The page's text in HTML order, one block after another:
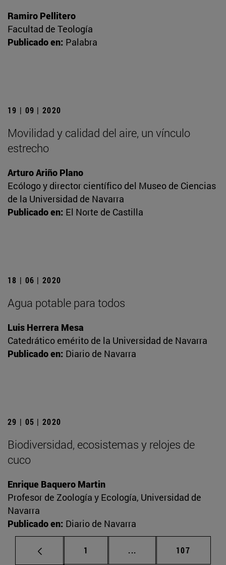
Ramiro Pellitero
Facultad de Teología
Publicado en: Palabra
19 | 09 | 2020
Movilidad y calidad del aire, un vínculo
estrecho
Arturo Ariño Plano
Ecólogo y director científico del Museo de Ciencias
de la Universidad de Navarra
Publicado en: El Norte de Castilla
18 | 06 | 2020
Agua potable para todos
Luis Herrera Mesa
Catedrático emérito de la Universidad de Navarra
Publicado en: Diario de Navarra
29 | 05 | 2020
Biodiversidad, ecosistemas y relojes de
cuco
Enrique Baquero Martin
Profesor de Zoología y Ecología, Universidad de
Navarra
Publicado en: Diario de Navarra
Página
1 ... Páginas intermedias
Página
107